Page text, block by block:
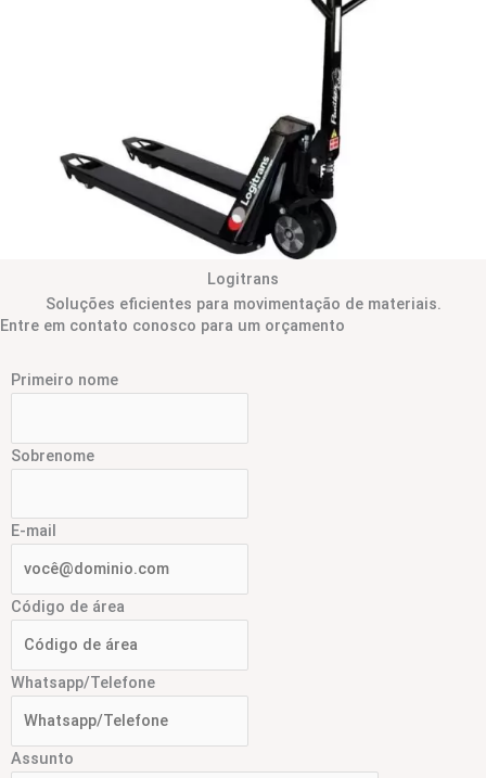
Logitrans
Soluções eficientes para movimentação de materiais.
Entre em contato conosco para um orçamento
Primeiro nome
Sobrenome
E-mail
Código de área
Whatsapp/Telefone
Assunto